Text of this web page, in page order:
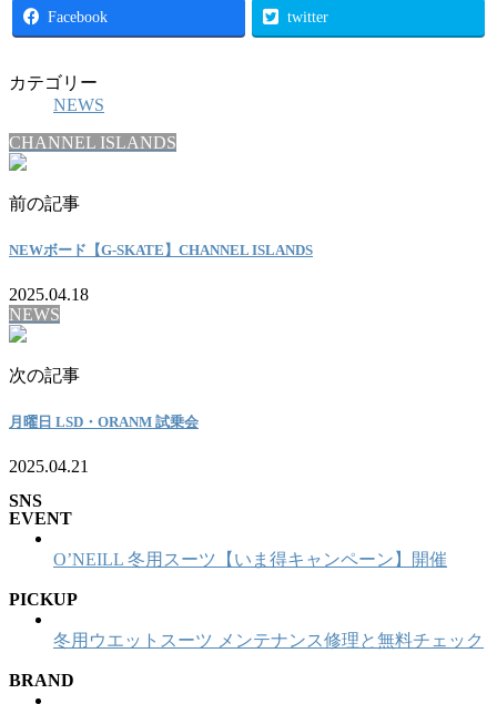
Facebook twitter
カテゴリー
NEWS
CHANNEL ISLANDS
前の記事
NEWボード【G-SKATE】CHANNEL ISLANDS
2025.04.18
NEWS
次の記事
月曜日 LSD・ORANM 試乗会
2025.04.21
SNS
EVENT
O’NEILL 冬用スーツ【いま得キャンペーン】開催
PICKUP
冬用ウエットスーツ メンテナンス修理と無料チェック
BRAND